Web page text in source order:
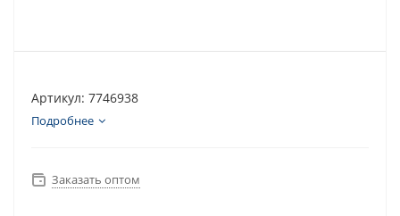
Артикул: 7746938
Подробнее
Заказать оптом